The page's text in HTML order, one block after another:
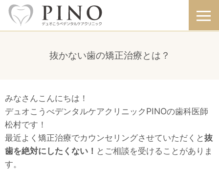
抜かない歯の矯正治療とは？
みなさんこんにちは！
デュオこうべデンタルケアクリニックPINOの歯科医師
松村です！
最近よく矯正治療でカウンセリングさせていただくと抜
歯を絶対にしたくない！ とご相談を受けることがありま
す。